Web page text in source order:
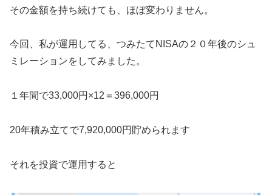
その金額を持ち続けても、ほぼ変わりません。
今回、私が運用してる、つみたてNISAの２０年後のシュ
ミレーションをしてみました。
１年間で33,000円×12＝396,000円
20年積み立てで7,920,000円貯められます
それを投資で運用すると